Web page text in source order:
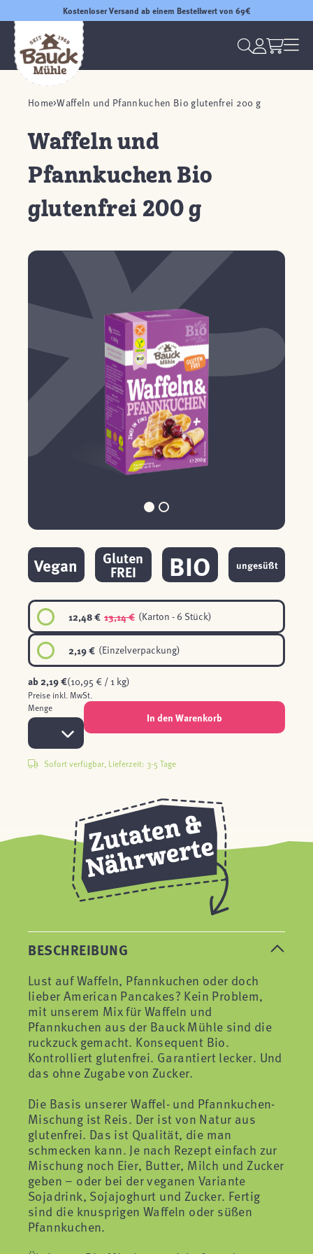
Kostenloser Versand ab einem Bestellwert von 69€
Home Waffeln und Pfannkuchen Bio glutenfrei 200 g
Vegan Gluten
FREI BIO ungesüßt
Waffeln und
Pfannkuchen Bio
glutenfrei 200 g
12,48 € 13,14 € (Karton - 6 Stück)
2,19 € (Einzelverpackung)
ab 2,19 €(10,95 € / 1 kg)
Preise inkl. MwSt.
Menge
In den Warenkorb
Sofort verfügbar, Lieferzeit: 3-5 Tage
BESCHREIBUNG
Lust auf Waffeln, Pfannkuchen oder doch
lieber American Pancakes? Kein Problem,
mit unserem Mix für Waffeln und
Pfannkuchen aus der Bauck Mühle sind die
ruckzuck gemacht. Konsequent Bio.
Kontrolliert glutenfrei. Garantiert lecker. Und
das ohne Zugabe von Zucker.
Die Basis unserer Waffel- und Pfannkuchen-
Mischung ist Reis. Der ist von Natur aus
glutenfrei. Das ist Qualität, die man
schmecken kann. Je nach Rezept einfach zur
Mischung noch Eier, Butter, Milch und Zucker
geben – oder bei der veganen Variante
Sojadrink, Sojajoghurt und Zucker. Fertig
sind die knusprigen Waffeln oder süßen
Pfannkuchen.